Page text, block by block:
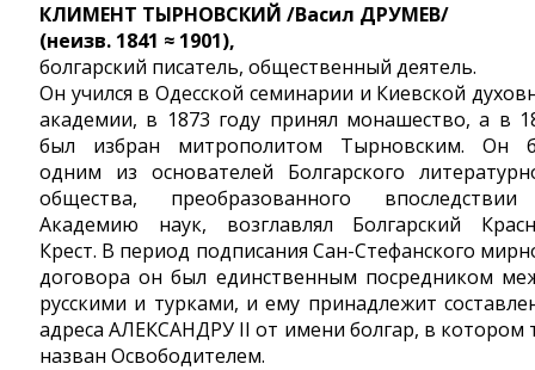
КЛИМЕНТ ТЫРНОВСКИЙ /Васил ДРУМЕВ/
(неизв. 1841 ≈ 1901),
болгарский писатель, общественный деятель.
Он учился в Одесской семинарии и Киевской
академии, в 1873 году принял монашество, а в
был избран митрополитом Тырновским. Он
одним из основателей Болгарского
общества, преобразованного
Академию наук, возглавлял Болгарский
Крест. В период подписания Сан-Стефанского
договора он был единственным посредником
русскими и турками, и ему принадлежит
адреса АЛЕКСАНДРУ II от имени болгар, в котором
назван Освободителем.